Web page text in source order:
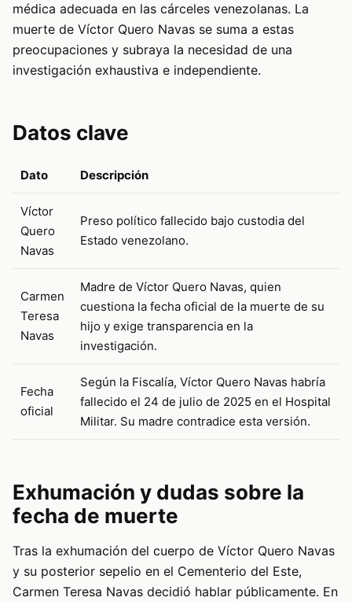
médica adecuada en las cárceles venezolanas. La
muerte de Víctor Quero Navas se suma a estas
preocupaciones y subraya la necesidad de una
investigación exhaustiva e independiente.
Datos clave
Dato Descripción
Víctor
Quero
Navas
Preso político fallecido bajo custodia del
Estado venezolano.
Carmen
Teresa
Navas
Madre de Víctor Quero Navas, quien
cuestiona la fecha oficial de la muerte de su
hijo y exige transparencia en la
investigación.
Fecha
oficial
Según la Fiscalía, Víctor Quero Navas habría
fallecido el 24 de julio de 2025 en el Hospital
Militar. Su madre contradice esta versión.
Exhumación y dudas sobre la
fecha de muerte
Tras la exhumación del cuerpo de Víctor Quero Navas
y su posterior sepelio en el Cementerio del Este,
Carmen Teresa Navas decidió hablar públicamente. En